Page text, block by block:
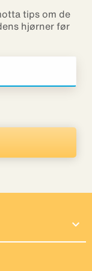
tips om de
hjørner før
expand_more